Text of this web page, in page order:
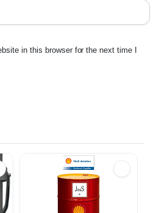
in this browser for the next time I